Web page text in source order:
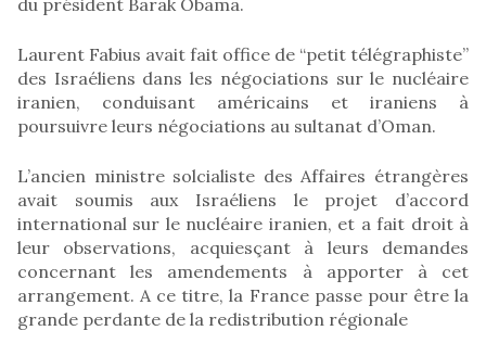
Laurent Fabius avait fait office de “petit télégraphiste”
des Israéliens dans les négociations sur le nucléaire
iranien, conduisant américains et iraniens à
poursuivre leurs négociations au sultanat d’Oman.
L’ancien ministre solcialiste des Affaires étrangères
avait soumis aux Israéliens le projet d’accord
international sur le nucléaire iranien, et a fait droit à
leur observations, acquiesçant à leurs demandes
concernant les amendements à apporter à cet
arrangement. A ce titre, la France passe pour être la
grande perdante de la redistribution régionale